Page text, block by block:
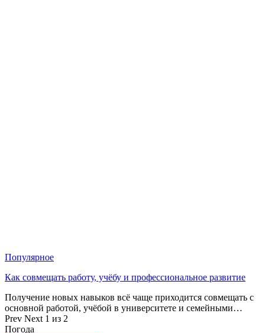
Популярное
Как совмещать работу, учёбу и профессиональное развитие
Получение новых навыков всё чаще приходится совмещать с
основной работой, учёбой в университете и семейными…
Prev Next 1 из 2
Погода